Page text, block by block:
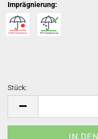
Imprägnierung:
Stück: